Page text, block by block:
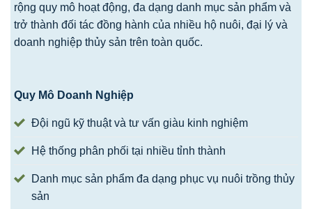
rộng quy mô hoạt động, đa dạng danh mục sản phẩm và
trở thành đối tác đồng hành của nhiều hộ nuôi, đại lý và
doanh nghiệp thủy sản trên toàn quốc.
Quy Mô Doanh Nghiệp
Đội ngũ kỹ thuật và tư vấn giàu kinh nghiệm
Hệ thống phân phối tại nhiều tỉnh thành
Danh mục sản phẩm đa dạng phục vụ nuôi trồng thủy
sản